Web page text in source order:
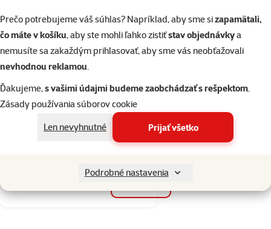
Prečo potrebujeme váš súhlas? Napríklad, aby sme sizapamätali,
čo máte v košíku, aby ste mohli ľahko zistiťstav objednávkya
nemusíte sa zakaždým prihlasovať, aby sme vás neobťažovali
nevhodnou reklamou.
Ďakujeme,s vašimi údajmi budeme zaobchádzať s rešpektom.
Zásady používania súborov cookie
Len nevyhnutné
Prijať všetko
Podrobné nastavenia
do košíka
Tetra Pond Colour
Sticks 4L
Hodnotenie 100%, počet hodnotení: 1
1×
13,89 €
do košíka